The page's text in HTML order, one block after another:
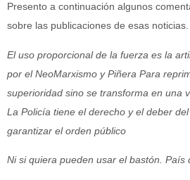
Presento a continuación algunos
sobre las publicaciones de esas noticias.
El uso proporcional de la fuerza es la
por el NeoMarxismo y Piñera Para
superioridad sino se transforma en una
La Policía tiene el derecho y el deber
garantizar el orden público
Ni si quiera pueden usar el bastón. País